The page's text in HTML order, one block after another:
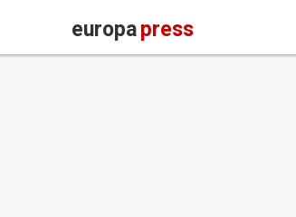
europapress